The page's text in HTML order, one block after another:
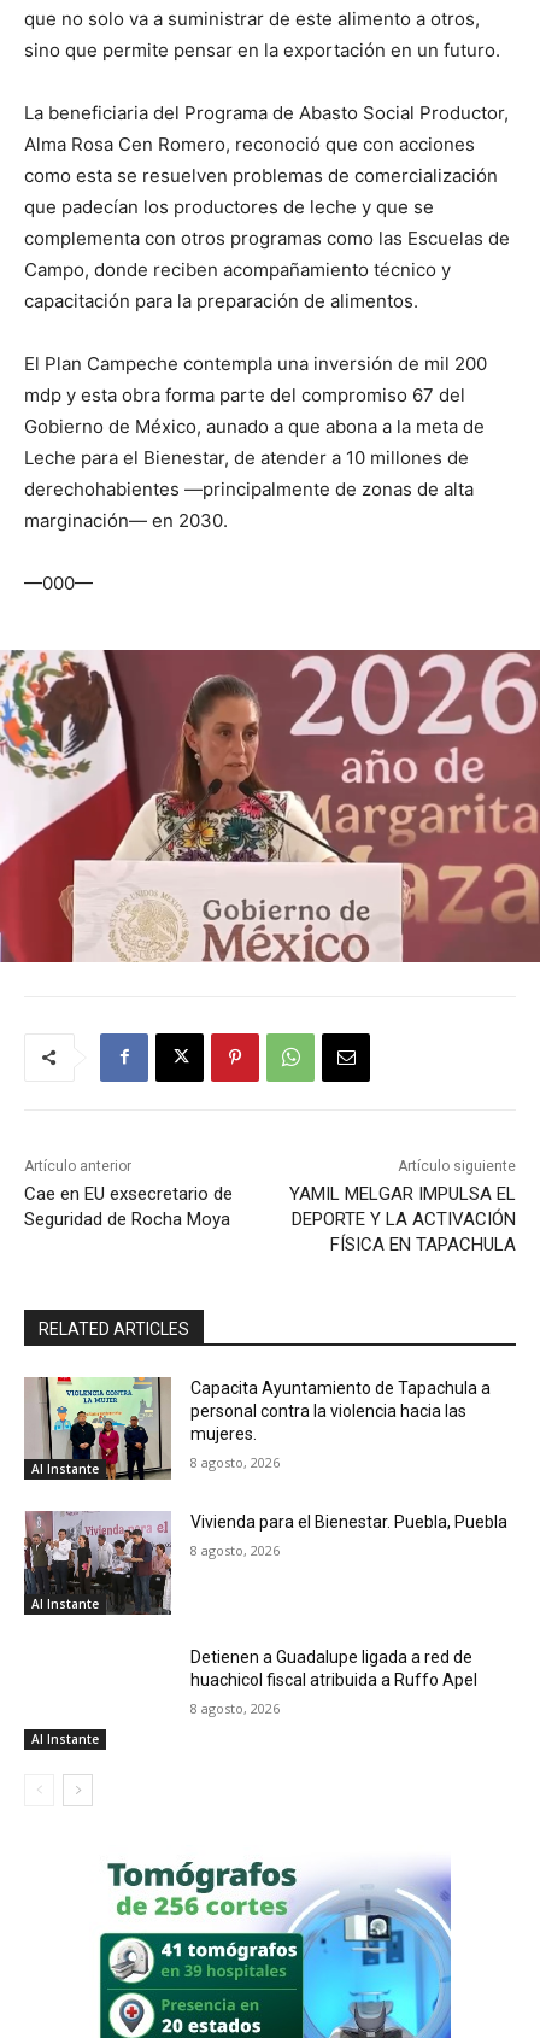
que no solo va a suministrar de este alimento a otros,
sino que permite pensar en la exportación en un futuro.
La beneficiaria del Programa de Abasto Social Productor,
Alma Rosa Cen Romero, reconoció que con acciones
como esta se resuelven problemas de comercialización
que padecían los productores de leche y que se
complementa con otros programas como las Escuelas de
Campo, donde reciben acompañamiento técnico y
capacitación para la preparación de alimentos.
El Plan Campeche contempla una inversión de mil 200
mdp y esta obra forma parte del compromiso 67 del
Gobierno de México, aunado a que abona a la meta de
Leche para el Bienestar, de atender a 10 millones de
derechohabientes —principalmente de zonas de alta
marginación— en 2030.
—000—
Artículo anterior
Cae en EU exsecretario de
Seguridad de Rocha Moya
Artículo siguiente
YAMIL MELGAR IMPULSA EL
DEPORTE Y LA ACTIVACIÓN
FÍSICA EN TAPACHULA
RELATED ARTICLES
Al Instante
Capacita Ayuntamiento de Tapachula a
personal contra la violencia hacia las
mujeres.
8 agosto, 2026
Al Instante
Vivienda para el Bienestar. Puebla, Puebla
8 agosto, 2026
Al Instante
Detienen a Guadalupe ligada a red de
huachicol fiscal atribuida a Ruffo Apel
8 agosto, 2026